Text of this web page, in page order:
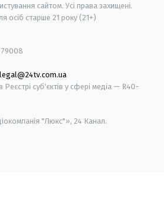
сайтом. Усі права захищені.
осіб старше 21 року (21+)
79008
legal@24tv.com.ua
суб'єктів у сфері медіа — R40-
"Люкс"», 24 Канал.